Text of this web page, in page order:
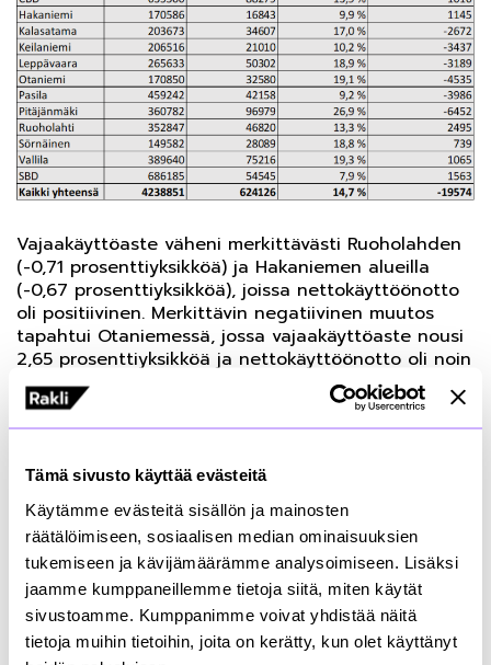
Tämä sivusto käyttää evästeitä
Käytämme evästeitä sisällön ja mainosten
räätälöimiseen, sosiaalisen median ominaisuuksien
tukemiseen ja kävijämäärämme analysoimiseen. Lisäksi
jaamme kumppaneillemme tietoja siitä, miten käytät
sivustoamme. Kumppanimme voivat yhdistää näitä
tietoja muihin tietoihin, joita on kerätty, kun olet käyttänyt
Vajaakäyttöaste väheni merkittävästi Ruoholahden
(-0,71 prosenttiyksikköä) ja Hakaniemen alueilla
(-0,67 prosenttiyksikköä), joissa nettokäyttöönotto
oli positiivinen. Merkittävin negatiivinen muutos
tapahtui Otaniemessä, jossa vajaakäyttöaste nousi
2,65 prosenttiyksikköä ja nettokäyttöönotto oli noin
4500 neliömetriä negatiivinen. Vajaakäyttöaste
kasvoi merkittävästi myös Aviapoliksessa (1,77
prosenttiyksikköä) ja Keilaniemessä (1,66
Merkittävimmät muutokset tilakannassa tapahtuivat
Pitäjänmäessä ja ydinkeskustassa (CBD), joissa kaksi
kohdetta poistui kannasta, toinen peruskorjauksen
ja toinen käyttötarkoituksen muutoksen
seurauksena. Muutokset pienensivät tilakantaa
hieman noin 11 000 neliömetriä.